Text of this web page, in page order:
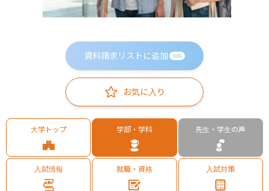
資料請求リストに追加 無料
お気に入り
大学トップ 学部・学科 先生・学生の声
入試情報 就職・資格 入試対策